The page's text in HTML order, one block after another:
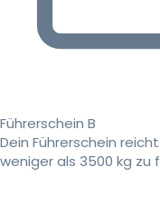
Führerschein B
Dein Führerschein
weniger als 3500 kg zu